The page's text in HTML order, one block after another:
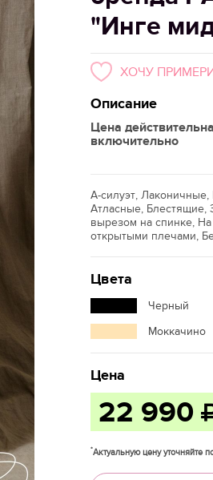
"Инге
ХОЧУ
Описание
Цена
включительно
А-силуэт,
Атласные, Блестящие,
вырезом на спинке, На
открытыми плечами,
Цвета
Черный
Моккачино
Цена
22 990
*Актуальную цену уточняйте